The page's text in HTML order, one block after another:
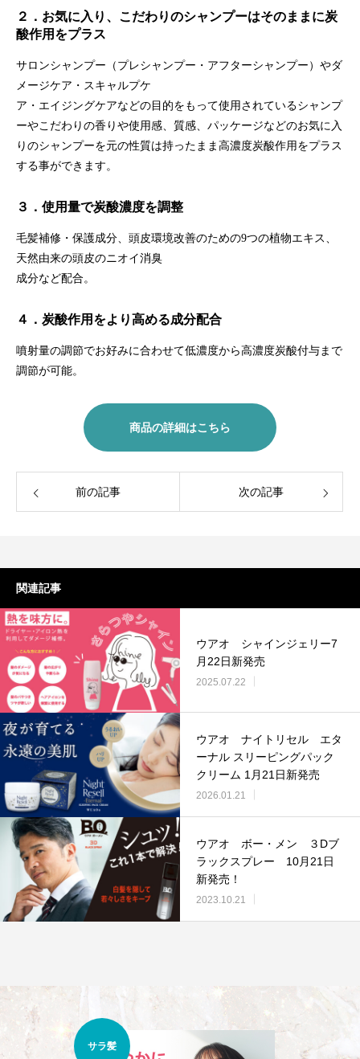
２ ．お気に入り、こだわりのシャンプーはそのままに炭
酸作用をプラス
サロンシャンプー（プレシャンプー・アフターシャンプー）やダ
メージケア・スキャルプケ
ア・エイジングケアなどの目的をもって使用されているシャンプ
ーやこだわりの香りや使用感、質感、パッケージなどのお気に入
りのシャンプーを元の性質は持ったまま高濃度炭酸作用をプラス
する事ができます。
３ ．使用量で炭酸濃度を調整
毛髪補修・保護成分、頭皮環境改善のための9つの植物エキス、
天然由来の頭皮のニオイ消臭
成分など配合。
４ ．炭酸作用をより高める成分配合
噴射量の調節でお好みに合わせて低濃度から高濃度炭酸付与まで
調節が可能。
商品の詳細はこちら
前の記事 次の記事
関連記事
ウアオ シャインジェリー7
月22日新発売
2025.07.22
ウアオ ナイトリセル エタ
ーナル スリーピングパック
クリーム 1月21日新発売
2026.01.21
ウアオ ボー・メン ３Dブ
ラックスプレー 10月21日
新発売！
2023.10.21
うねり